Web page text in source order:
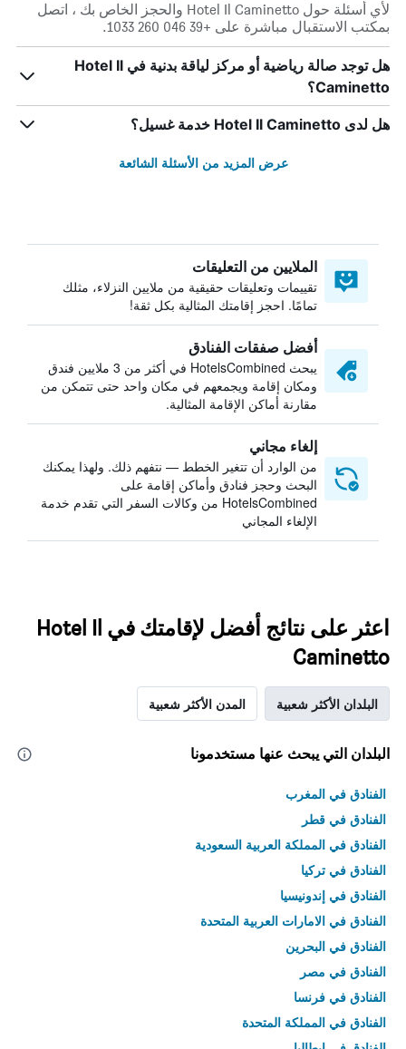
لأي أسئلة حول Hotel Il Caminetto والحجز الخاص بك ، اتصل
بمكتب الاستقبال مباشرة على +39 046 260 1033.
هل توجد صالة رياضية أو مركز لياقة بدنية في Hotel Il
Caminetto؟
هل لدى Hotel Il Caminetto خدمة غسيل؟
عرض المزيد من الأسئلة الشائعة
الملايين من التعليقات
تقييمات وتعليقات حقيقية من ملايين النزلاء، مثلك
تمامًا. احجز إقامتك المثالية بكل ثقة!
أفضل صفقات الفنادق
يبحث HotelsCombined في أكثر من 3 ملايين فندق
ومكان إقامة ويجمعهم في مكان واحد حتى تتمكن من
مقارنة أماكن الإقامة المثالية.
إلغاء مجاني
من الوارد أن تتغير الخطط — نتفهم ذلك. ولهذا يمكنك
البحث وحجز فنادق وأماكن إقامة على
HotelsCombined من وكالات السفر التي تقدم خدمة
الإلغاء المجاني
اعثر على نتائج أفضل لإقامتك في Hotel Il
Caminetto
البلدان الأكثر شعبية المدن الأكثر شعبية
البلدان التي يبحث عنها مستخدمونا
الفنادق في المغرب
الفنادق في قطر
الفنادق في المملكة العربية السعودية
الفنادق في تركيا
الفنادق في إندونيسيا
الفنادق في الامارات العربية المتحدة
الفنادق في البحرين
الفنادق في مصر
الفنادق في فرنسا
الفنادق في المملكة المتحدة